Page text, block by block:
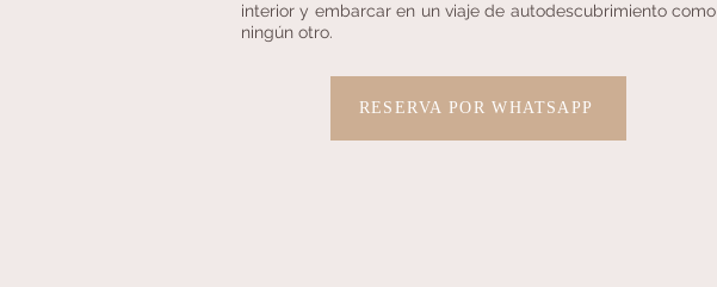
interior y embarcar en un viaje de autodescubrimiento como
ningún otro.
RESERVA POR WHATSAPP